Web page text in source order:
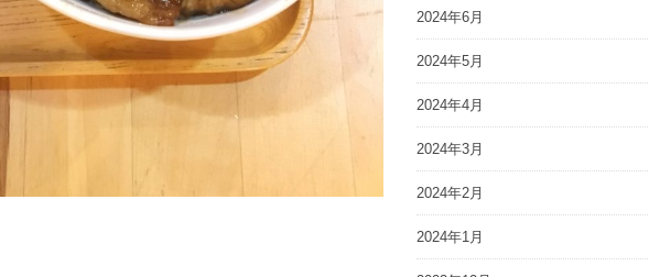
2024年6月
2024年5月
2024年4月
2024年3月
2024年2月
2024年1月